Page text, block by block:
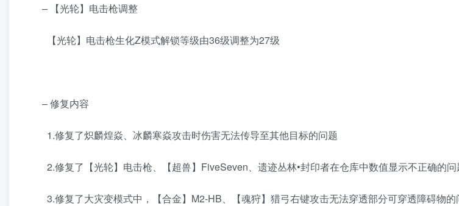
– 【光轮】电击枪调整
【光轮】电击枪生化Z模式解锁等级由36级调整为27级
– 修复内容
1.修复了炽麟煌焱、冰麟寒焱攻击时伤害无法传导至其他目标的问题
2.修复了【光轮】电击枪、【超兽】FiveSeven、遗迹丛林•封印者在仓库中数值显示不正确的
3.修复了大灾变模式中，【合金】M2-HB、【魂狩】猎弓右键攻击无法穿透部分可穿透障碍物的